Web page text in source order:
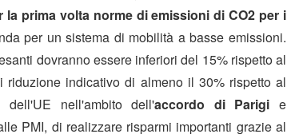
la prima volta norme di emissioni di CO2 per i
per un sistema di mobilità a basse emissioni.
dovranno essere inferiori del 15% rispetto al
indicativo di almeno il 30% rispetto al
nell'ambito dell'accordo di Parigi e
PMI, di realizzare risparmi importanti grazie al